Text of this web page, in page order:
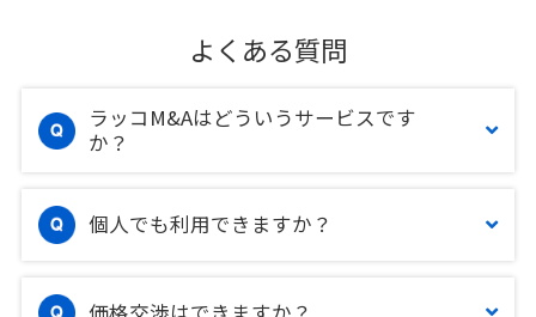
よくある質問
ラッコM&Aはどういうサービスです
か？
個人でも利用できますか？